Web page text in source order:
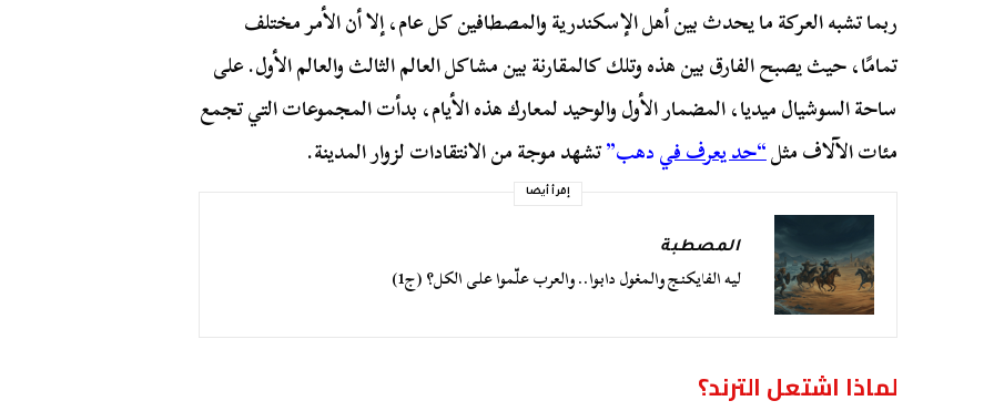
ربما تشبه العركة ما يحدث بين أهل الإسكندرية والمصطافين كل عام، إلا أن الأمر مختلف
تمامًا، حيث يصبح الفارق بين هذه وتلك كالمقارنة بين مشاكل العالم الثالث والعالم الأول. على
ساحة السوشيال ميديا، المضمار الأول والوحيد لمعارك هذه الأيام، بدأت المجموعات التي تجمع
مئات الآلاف مثل“حد يعرف فيدهب”تشهد موجة من الانتقادات لزوار المدينة.
إقرأ أيضا
المصطبة
ليه الفايكنج والمغول دابوا.. والعرب علّموا على الكل؟ (ج1)
لماذا اشتعل الترند؟